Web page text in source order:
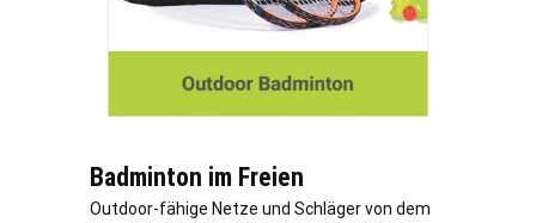
Badminton im Freien
Outdoor-fähige Netze und Schläger von dem